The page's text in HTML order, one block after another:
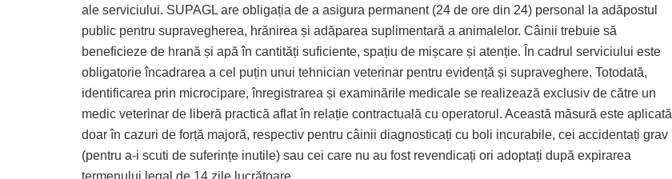
ale serviciului. SUPAGL are obligația de a asigura permanent (24 de ore din 24) personal la adăpostul
public pentru supravegherea, hrănirea și adăparea suplimentară a animalelor. Câinii trebuie să
beneficieze de hrană și apă în cantități suficiente, spațiu de mișcare și atenție. În cadrul serviciului este
obligatorie încadrarea a cel puțin unui tehnician veterinar pentru evidență și supraveghere. Totodată,
identificarea prin microcipare, înregistrarea și examinările medicale se realizează exclusiv de către un
medic veterinar de liberă practică aflat în relație contractuală cu operatorul. Această măsură este aplicată
doar în cazuri de forță majoră, respectiv pentru câinii diagnosticați cu boli incurabile, cei accidentați grav
(pentru a-i scuti de suferințe inutile) sau cei care nu au fost revendicați ori adoptați după expirarea
termenului legal de 14 zile lucrătoare.